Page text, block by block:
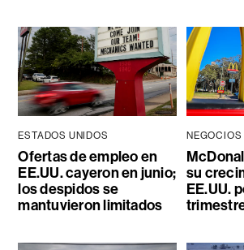
ESTADOS UNIDOS
Ofertas de empleo en
EE.UU. cayeron en junio;
los despidos se
mantuvieron limitados
NEGOCIOS
su
EE.UU.